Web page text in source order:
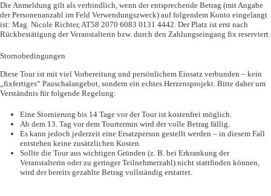
Die Anmeldung gilt als verbindlich, wenn der entsprechende Betrag (mit Angabe
der Personenanzahl im Feld Verwendungszweck) auf folgendem Konto eingelangt
ist: Mag. Nicole Richter, AT58 2070 6083 0131 4442. Der Platz ist erst nach
Rückbestätigung der Veranstalterin bzw. durch den Zahlungseingang fix reserviert.
Stornobedingungen
Diese Tour ist mit viel Vorbereitung und persönlichem Einsatz verbunden – kein
„fixfertiges“ Pauschalangebot, sondern ein echtes Herzensprojekt. Bitte daher um
Verständnis für folgende Regelung:
Eine Stornierung bis 14 Tage vor der Tour ist kostenfrei möglich.
Ab dem 13. Tag vor dem Tourtermin wird der volle Betrag fällig.
Es kann jedoch jederzeit eine Ersatzperson gestellt werden – in diesem Fall
entstehen keine zusätzlichen Kosten.
Sollte die Tour aus wichtigen Gründen (z. B. bei Erkrankung der
Veranstalterin oder zu geringer Teilnehmerzahl) nicht stattfinden können,
wird der bereits gezahlte Betrag vollständig erstattet.